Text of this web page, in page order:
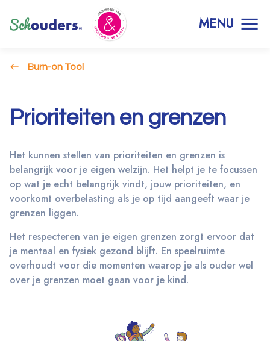
MENU
Burn-on Tool
Prioriteiten en grenzen
Het kunnen stellen van prioriteiten en grenzen is
belangrijk voor je eigen welzijn. Het helpt je te focussen
op wat je echt belangrijk vindt, jouw prioriteiten, en
voorkomt overbelasting als je op tijd aangeeft waar je
grenzen liggen.
Het respecteren van je eigen grenzen zorgt ervoor dat
je mentaal en fysiek gezond blijft. En speelruimte
overhoudt voor die momenten waarop je als ouder wel
over je grenzen moet gaan voor je kind.